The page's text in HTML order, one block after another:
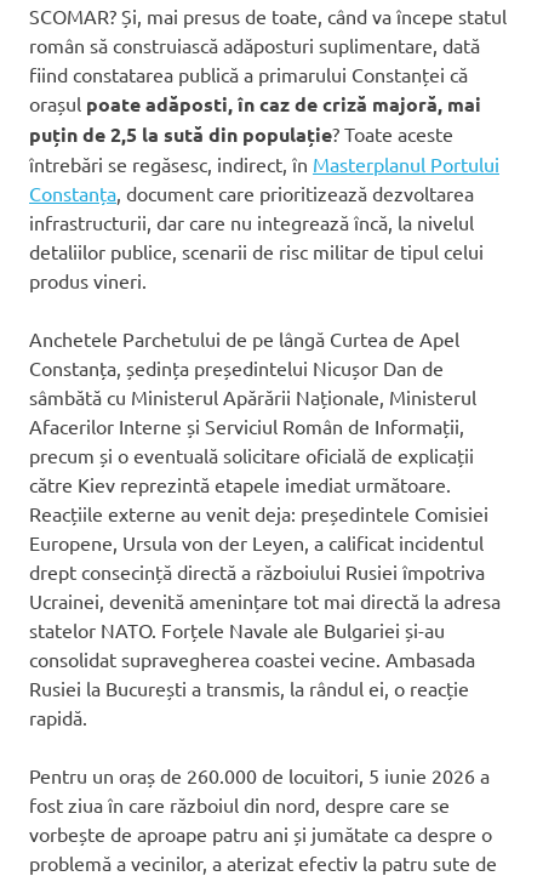
SCOMAR? Și, mai presus de toate, când va începe statul
român să construiască adăposturi suplimentare, dată
fiind constatarea publică a primarului Constanței că
orașul poate adăposti, în caz de criză majoră, mai
puțin de 2,5 la sută din populație? Toate aceste
întrebări se regăsesc, indirect, în Masterplanul Portului
Constanța , document care prioritizează dezvoltarea
infrastructurii, dar care nu integrează încă, la nivelul
detaliilor publice, scenarii de risc militar de tipul celui
produs vineri.
Anchetele Parchetului de pe lângă Curtea de Apel
Constanța, ședința președintelui Nicușor Dan de
sâmbătă cu Ministerul Apărării Naționale, Ministerul
Afacerilor Interne și Serviciul Român de Informații,
precum și o eventuală solicitare oficială de explicații
către Kiev reprezintă etapele imediat următoare.
Reacțiile externe au venit deja: președintele Comisiei
Europene, Ursula von der Leyen, a calificat incidentul
drept consecință directă a războiului Rusiei împotriva
Ucrainei, devenită amenințare tot mai directă la adresa
statelor NATO. Forțele Navale ale Bulgariei și-au
consolidat supravegherea coastei vecine. Ambasada
Rusiei la București a transmis, la rândul ei, o reacție
rapidă.
Pentru un oraș de 260.000 de locuitori, 5 iunie 2026 a
fost ziua în care războiul din nord, despre care se
vorbește de aproape patru ani și jumătate ca despre o
problemă a vecinilor, a aterizat efectiv la patru sute de